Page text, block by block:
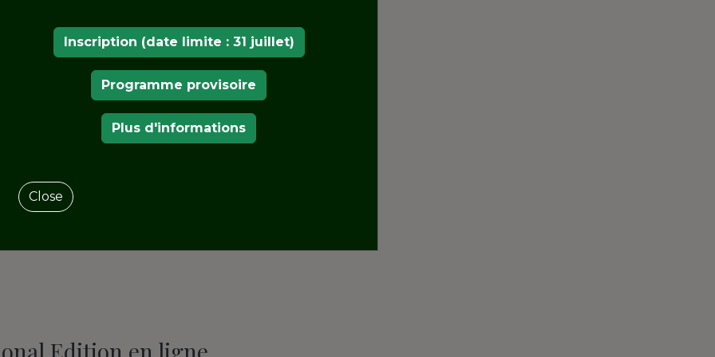
Edition en ligne
Inscription (date limite : 31 juillet)
Programme provisoire
Plus d'informations
Close